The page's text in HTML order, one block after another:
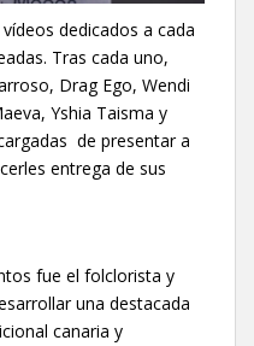
dedicados a cada
Tras cada uno,
Drag Ego, Wendi
Yshia Taisma y
de presentar a
entrega de sus
fue el folclorista y
una destacada
canaria y